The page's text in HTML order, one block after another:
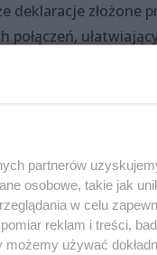
deklaracje złożone
w zakresie
efektywna metoda
Hrayr
się do pobudzenia
się na
partnerów
osobowe, takie jak
w celu
reklam i treści,
możemy używać